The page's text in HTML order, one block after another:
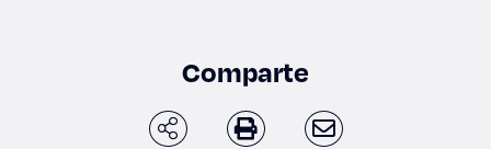
Comparte